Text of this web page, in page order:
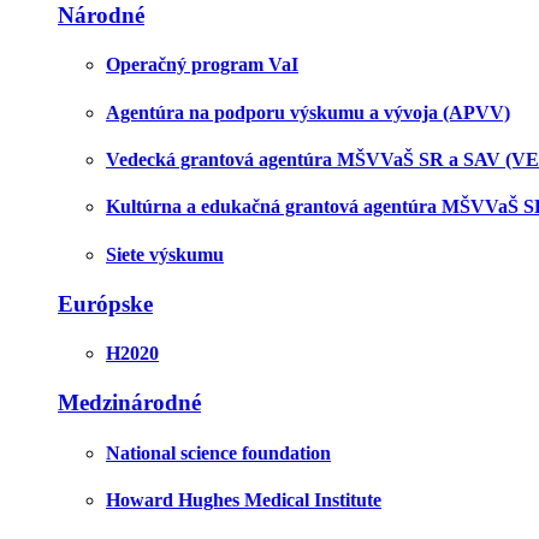
Národné
Operačný program VaI
Agentúra na podporu výskumu a vývoja (APVV)
Vedecká grantová agentúra MŠVVaŠ SR a SAV
Kultúrna a edukačná grantová agentúra MŠVVaŠ
Siete výskumu
Európske
H2020
Medzinárodné
National science foundation
Howard Hughes Medical Institute